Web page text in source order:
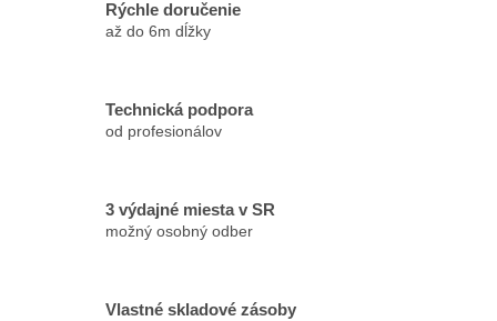
Rýchle doručenie
až do 6m dĺžky
Technická podpora
od profesionálov
3 výdajné miesta v SR
možný osobný odber
Vlastné skladové zásoby